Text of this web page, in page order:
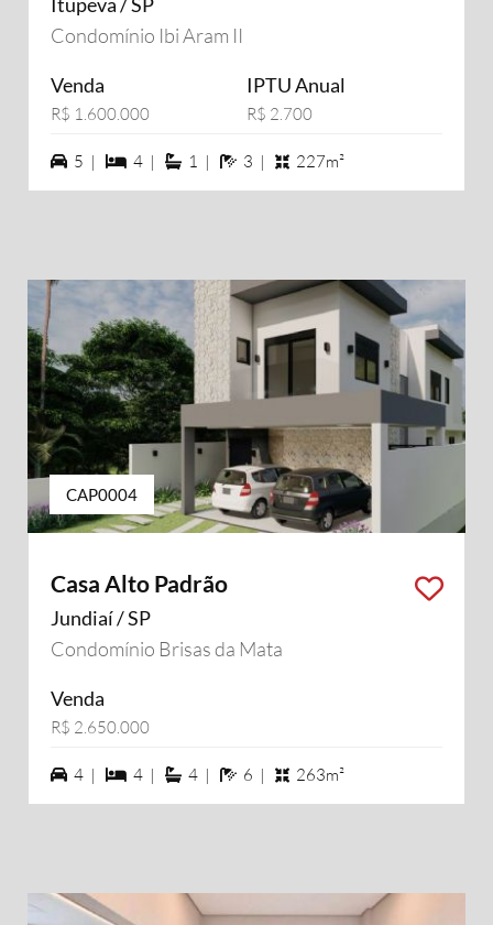
Condomínio Ibi Aram II
Venda
R$ 1.600.000
IPTU Anual
R$ 2.700
5 vagas na garagem
5 | 4 dormiórios
4 | 1 suítes
1 | 3 banheiros
3 | 227m²
CAP0004
Casa Alto Padrão
Jundiaí / SP
Condomínio Brisas da Mata
Venda
R$ 2.650.000
4 vagas na garagem
4 | 4 dormiórios
4 | 4 suítes
4 | 6 banheiros
6 | 263m²